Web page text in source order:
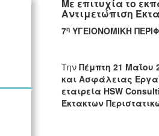
Με επιτυχία το
Αντιμετώπιση
7ηΥΓΕΙΟΝΟΜΙΚΗ
Την Πέμπτη 21 Μαΐου
και Ασφάλειας
εταιρεία HSW
Έκτακτων